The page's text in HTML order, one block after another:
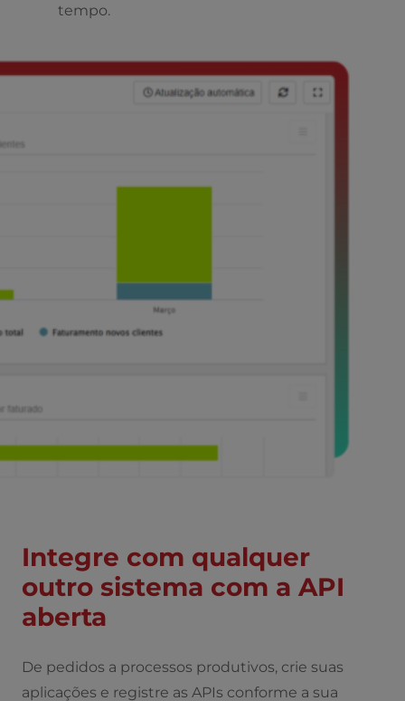
tempo.
Integre com qualquer
outro sistema com a API
aberta
De pedidos a processos produtivos, crie suas
aplicações e registre as APIs conforme a sua